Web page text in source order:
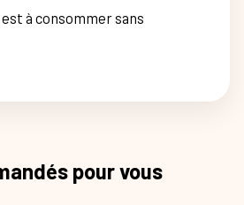
à consommer sans
pour vous